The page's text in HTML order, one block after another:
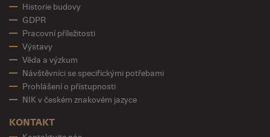
Historie budovy
GDPR
Pracovní příležitosti
Výstavy
Věda a výzkum
Návštěvníci se specifickými potřebami
Prohlášení o přístupnosti
NIK v českém znakovém jazyce
KONTAKT